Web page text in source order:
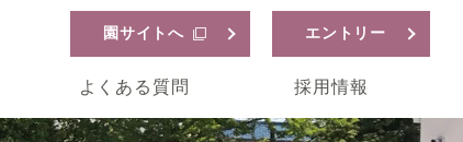
園サイトへ エントリー
よくある質問 採用情報